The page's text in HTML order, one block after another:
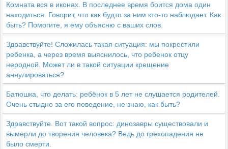
Комната вся в иконах. В последнее время боится дома один
находиться. Говорит, что как будто за ним кто-то наблюдает. Как
быть? Помогите, я ему объясню с ваших слов.
Здравствуйте! Сложилась такая ситуация: мы покрестили
ребенка, а через время выяснилось, что ребенок отцу
неродной. Может ли в такой ситуации крещение
аннулироваться?
Батюшка, что делать: ребёнок в 5 лет не слушается родителей.
Очень стыдно за его поведение, не знаю, как быть?
Здравствуйте. Вот такой вопрос: динозавры существовали и
вымерли до творения человека? Ведь до грехопадения не
было смерти.